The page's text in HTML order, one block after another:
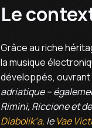
Le
Grâce au riche
la musique
développés, ouvrant
adriatique –
Rimini, Riccione et
Diabolik’a, le Vae